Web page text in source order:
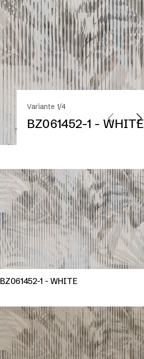
Variante 1/4
BZ061452-1 - WHITE
BZ061452-1 - WHITE